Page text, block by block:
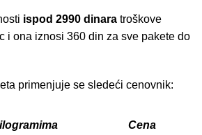
ispod 2990 dinara troškove
i ona iznosi 360 din za sve pakete do
primenjuje se sledeći cenovnik:
Cena